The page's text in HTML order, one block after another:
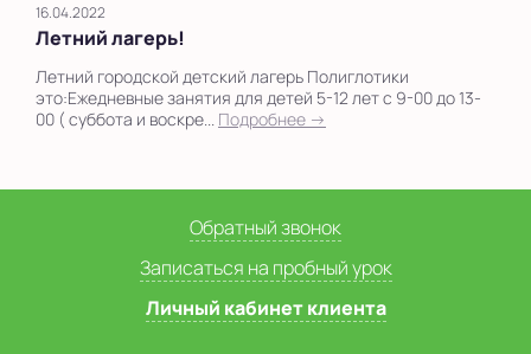
16.04.2022
Летний лагерь!
Летний городской детский лагерь Полиглотики
это:Ежедневные занятия для детей 5-12 лет с 9-00 до 13-
00 ( суббота и воскре... Подробнее →
Обратный звонок
Записаться на пробный урок
Личный кабинет клиента